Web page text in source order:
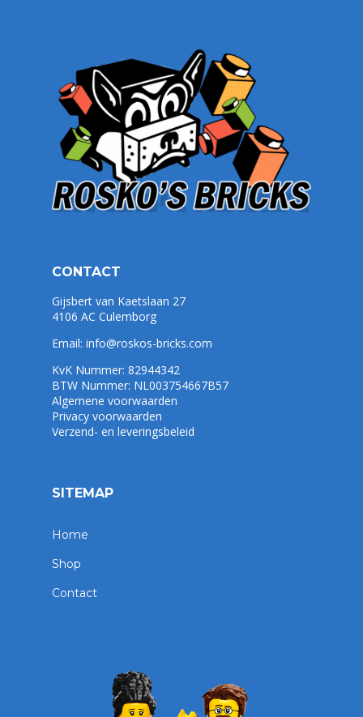
CONTACT
Gijsbert van Kaetslaan 27
4106 AC Culemborg
Email: info@roskos-bricks.com
KvK Nummer: 82944342
BTW Nummer: NL003754667B57
Algemene voorwaarden
Privacy voorwaarden
Verzend- en leveringsbeleid
SITEMAP
Home
Shop
Contact